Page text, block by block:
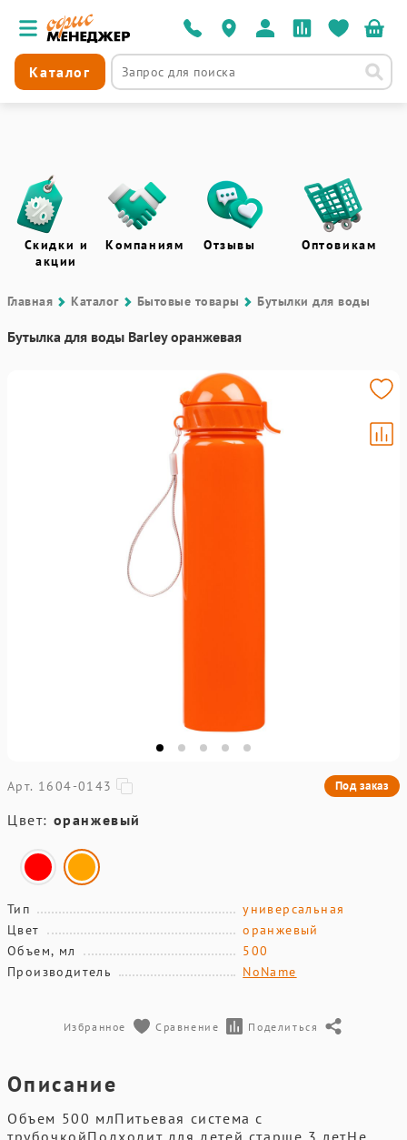
Каталог
Скидки и
акции
Компаниям Отзывы Оптовикам
Главная Каталог Бытовые товары Бутылки для воды
Бутылка для воды Barley оранжевая
Арт. 1604-0143 Под заказ
Цвет: оранжевый
Тип
универсальная
Цвет
оранжевый
Объем, мл
500
Производитель
NoName
Избранное Сравнение Поделиться
Описание
Объем 500 млПитьевая система с
трубочкойПодходит для детей старше 3 летНе